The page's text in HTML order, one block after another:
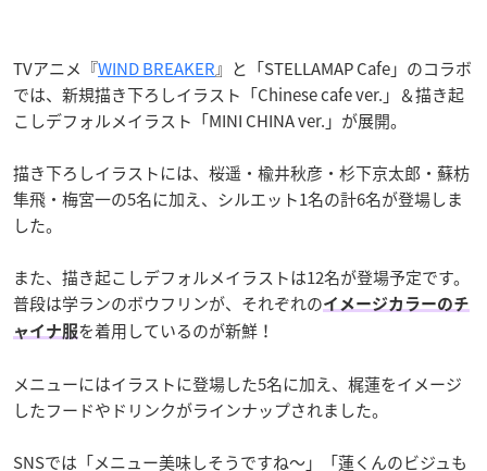
TVアニメ『WIND BREAKER』と「STELLAMAP Cafe」のコラボ
では、新規描き下ろしイラスト「Chinese cafe ver.」＆描き起
こしデフォルメイラスト「MINI CHINA ver.」が展開。
描き下ろしイラストには、桜遥・楡井秋彦・杉下京太郎・蘇枋
隼飛・梅宮一の5名に加え、シルエット1名の計6名が登場しま
した。
また、描き起こしデフォルメイラストは12名が登場予定です。
普段は学ランのボウフリンが、それぞれのイメージカラーのチ
ャイナ服を着用しているのが新鮮！
メニューにはイラストに登場した5名に加え、梶蓮をイメージ
したフードやドリンクがラインナップされました。
SNSでは「メニュー美味しそうですね～」「蓮くんのビジュも